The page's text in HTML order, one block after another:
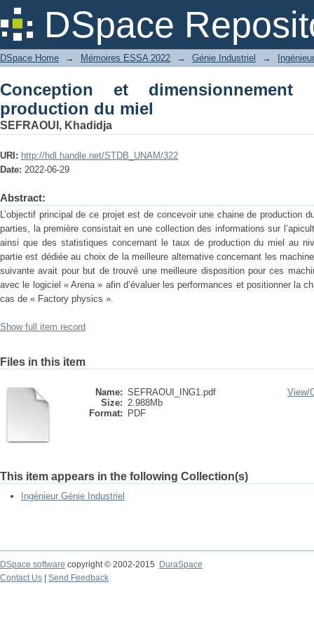
DSpace
Conception et dimensionnement
DSpace Home → Mémoires ESSA 2022 → Génie Industriel →
Conception et
production du miel
SEFRAOUI, Khadidja
URI: http://hdl.handle.net/STDB_UNAM/322
Date: 2022-06-29
Abstract:
L’objectif principal de ce projet est de concevoir une chaine de production
parties, la première consistait en une collection des informations sur
ainsi que des statistiques concernant le taux de production du miel au
partie est dédiée au choix de la meilleure alternative concernant les
suivante avait pour but de trouvé une meilleure disposition pour ces
avec le logiciel « Arena » afin d’évaluer les performances et positionner la
cas de « Factory physics ».
Show full item record
Files in this item
Name: SEFRAOUI_ING1.pdf
Size: 2.988Mb
Format:
PDF
View/
This item appears in the following Collection(s)
Ingénieur Génie Industriel
DSpace software copyright © 2002-2015
DuraSpace
Contact Us
Send Feedback